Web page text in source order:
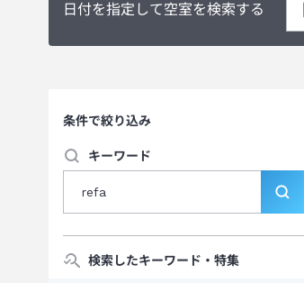
日付を指定して空室を検索する
条件で絞り込み
キーワード
検索したキーワード・特集